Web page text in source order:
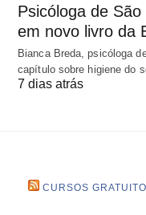
Psicóloga de
em novo livro da
Bianca Breda, psicóloga
capítulo sobre higiene do
7 dias atrás
CURSOS